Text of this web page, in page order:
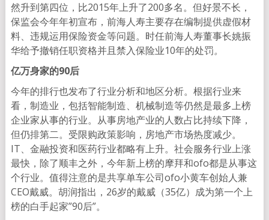
然升到第四位，比2015年上升了200多名。但好景不长，
保监会今年年初宣布，前海人寿主要存在编制提供虚假材
料、违规运用保险资金等问题。时任前海人寿董事长姚振
华给予撤销任职资格并且禁入保险业10年的处罚。
亿万身家的90后
今年的排行也发布了行业分析和地区分析。根据行业来
看，制造业，包括智能制造、机械制造等仍然是最多上榜
企业家从事的行业。从事房地产业的人数占比持续下降，
但仍排第二。受限购政策影响，房地产市场热度减少。
IT、金融投资和医药行业都略有上升。社会服务行业上涨
最快，除了顺丰之外，今年新上榜的摩拜和ofo都是从事这
个行业。值得注意的是共享单车公司ofo小黄车创始人兼
CEO戴威。胡润指出，26岁的戴威（35亿）成为第一个上
榜的白手起家”90后”。